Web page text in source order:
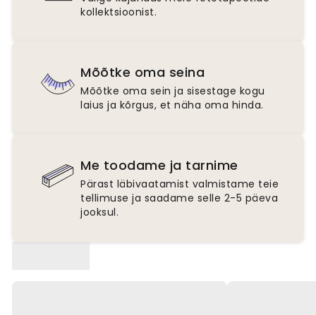
kollektsioonist.
Mõõtke oma seina
Mõõtke oma sein ja sisestage kogu
laius ja kõrgus, et näha oma hinda.
Me toodame ja tarnime
Pärast läbivaatamist valmistame teie
tellimuse ja saadame selle 2-5 päeva
jooksul.